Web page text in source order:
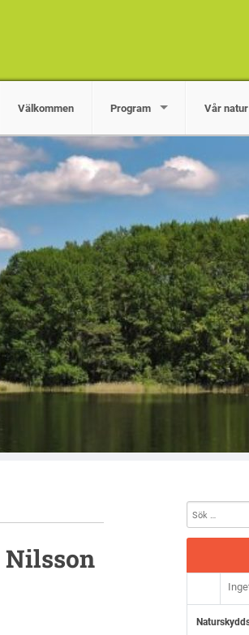
Välkommen Program Vår natur
Vimmerby
Nilsson